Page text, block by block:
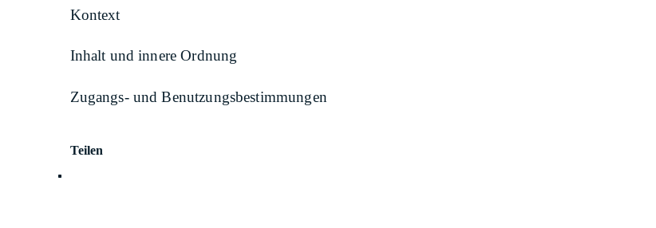
Kontext
Inhalt und innere Ordnung
Zugangs- und Benutzungsbestimmungen
Teilen